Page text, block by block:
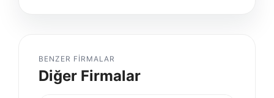
BENZER FIRMALAR
Diğer Firmalar